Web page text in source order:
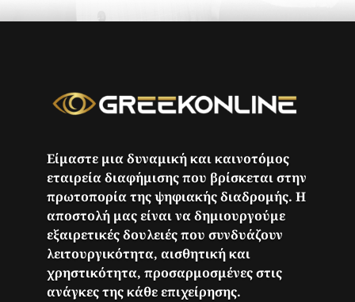
Είμαστε μια δυναμική και καινοτόμος
εταιρεία διαφήμισης που βρίσκεται στην
πρωτοπορία της ψηφιακής διαδρομής. Η
αποστολή μας είναι να δημιουργούμε
εξαιρετικές δουλειές που συνδυάζουν
λειτουργικότητα, αισθητική και
χρηστικότητα, προσαρμοσμένες στις
ανάγκες της κάθε επιχείρησης.